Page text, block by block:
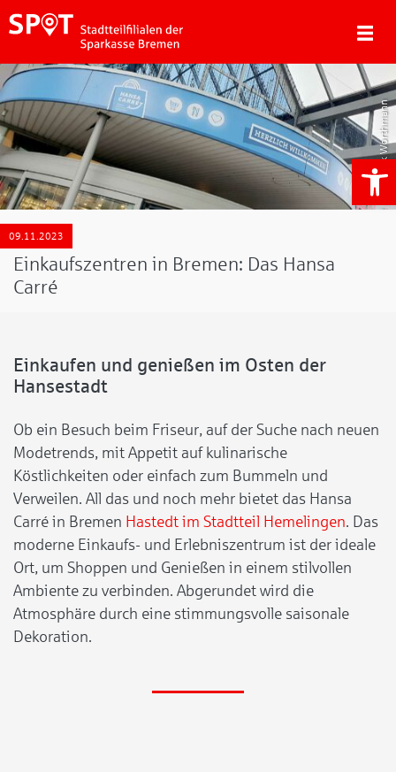
Tjark Worthmann
09.11.2023
Einkaufszentren in Bremen: Das Hansa
Carré
Einkaufen und genießen im Osten der
Hansestadt
Ob ein Besuch beim Friseur, auf der Suche nach neuen
Modetrends, mit Appetit auf kulinarische
Köstlichkeiten oder einfach zum Bummeln und
Verweilen. All das und noch mehr bietet das Hansa
Carré in Bremen Hastedt im Stadtteil Hemelingen. Das
moderne Einkaufs- und Erlebniszentrum ist der ideale
Ort, um Shoppen und Genießen in einem stilvollen
Ambiente zu verbinden. Abgerundet wird die
Atmosphäre durch eine stimmungsvolle saisonale
Dekoration.